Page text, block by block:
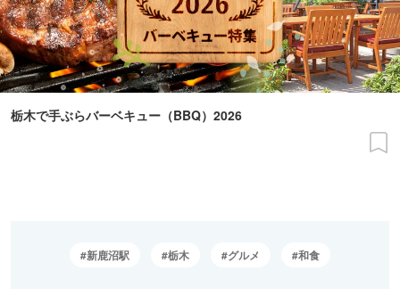
栃木で手ぶらバーベキュー（BBQ）2026
新鹿沼駅 栃木 グルメ 和食